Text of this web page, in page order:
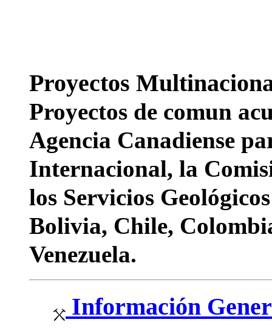
Proyectos
Proyectos de comun
Agencia Canadiense
Internacional, la
los Servicios
Bolivia, Chile,
Venezuela.
Información